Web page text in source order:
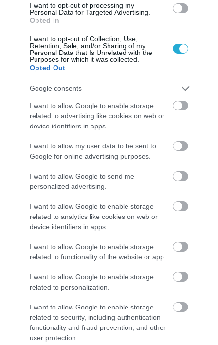
I want to opt-out of processing my
Personal Data for Targeted Advertising.
Opted In
I want to opt-out of Collection, Use,
Retention, Sale, and/or Sharing of my
Personal Data that Is Unrelated with the
Purposes for which it was collected.
Opted Out
Google consents
I want to allow Google to enable storage
related to advertising like cookies on web or
device identifiers in apps.
I want to allow my user data to be sent to
Google for online advertising purposes.
I want to allow Google to send me
personalized advertising.
I want to allow Google to enable storage
related to analytics like cookies on web or
device identifiers in apps.
I want to allow Google to enable storage
related to functionality of the website or app.
I want to allow Google to enable storage
related to personalization.
I want to allow Google to enable storage
related to security, including authentication
functionality and fraud prevention, and other
user protection.
Πρόσφατα Επεισόδια
Τεμπονέρας στο
χώρα δεν
αντέχει άλλη
χαμένη
26.07.2026 | 23:44